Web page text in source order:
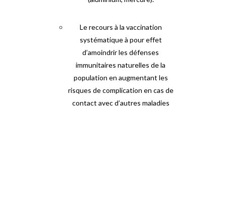
Le recours à la vaccination
systématique à pour effet
d’amoindrir les défenses
immunitaires naturelles de la
population en augmentant les
risques de complication en cas de
contact avec d’autres maladies